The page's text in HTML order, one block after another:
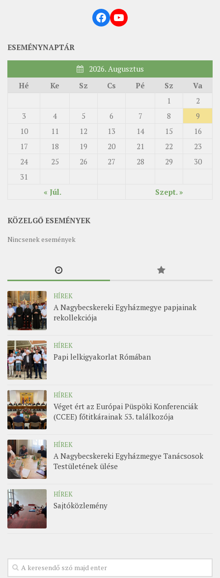
Facebook
YouTube
ESEMÉNYNAPTÁR
2026. Augusztus
Hé
Ke Sz Cs Pé Sz Va
« Júl. Szept. »
1
2
3
4 5 6 7 8
9
10
11 12 13 14 15
16
17
18 19 20 21 22
23
24
25 26 27 28 29
30
31
KÖZELGŐ ESEMÉNYEK
Nincsenek események
HÍREK
A Nagybecskereki Egyházmegye papjainak
rekollekciója
HÍREK
Papi lelkigyakorlat Rómában
HÍREK
Véget ért az Európai Püspöki Konferenciák
(CCEE) főtitkárainak 53. találkozója
HÍREK
A Nagybecskereki Egyházmegye Tanácsosok
Testületének ülése
HÍREK
Sajtóközlemény